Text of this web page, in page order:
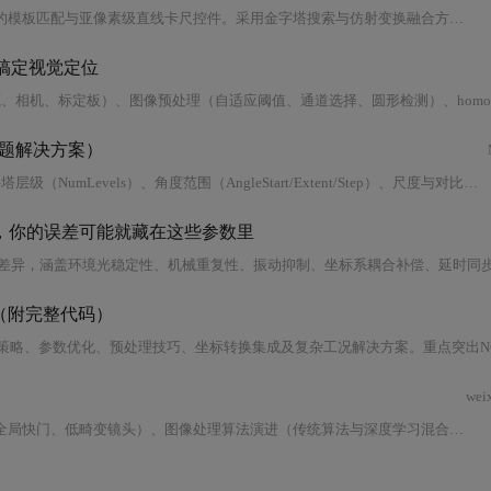
件。采用金字塔搜索与仿射变换融合方案提升匹配鲁棒性，结合WPF MVVM架构设计可交互测量控件；通过L2归一化、多线程并行、SIMD加速及GPU纹理采样优化性能，在PCB定位与金属件测量中达到99.3%成功率与
定视觉定位
自适应阈值、通道选择、圆形检测）、homography矩阵数学原理（平移/旋转/缩放参数）及误差补偿（TCP偏移、视角偏差、温度补偿），并以汽车装配线实战案例
解决方案）
）、尺度与对比度参数（ScaleMin/Max/Step、Contrast/MinContrast）及Optimization选项的协同优化策略；结合锂电池极片定位等
你的误差可能就藏在这些参数里
采样率等核心影响因素；提出轨迹一致性检查、参数敏感性测试等六步误差诊断法，并介绍非均匀权重分配、动态基准点校正、多标定文件温度融合等高级调优技术，
完整代码）
本文系统阐述机器视觉在智能制造中的核心地位，涵盖光学成像精密控制（如全局快门、低畸变镜头）、图像处理算法演进（传统算法与深度学习混合架构）、高